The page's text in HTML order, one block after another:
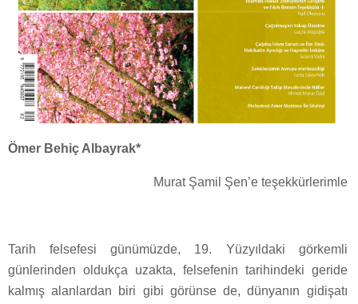
Ömer Behiç Albayrak*
Murat Şamil Şen’e teşekkürlerimle
Tarih felsefesi günümüzde, 19. Yüzyıldaki görkemli
günlerinden oldukça uzakta, felsefenin tarihindeki geride
kalmış alanlardan biri gibi görünse de, dünyanın gidişatı